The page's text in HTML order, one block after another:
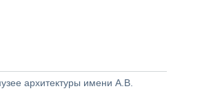
архитектуры имени А.В.